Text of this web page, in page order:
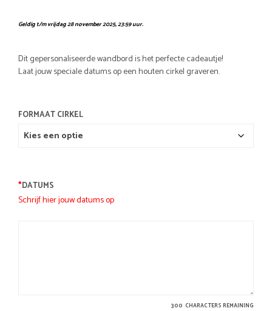
Geldig t/m vrijdag 28 november 2025, 23:59 uur.
Dit gepersonaliseerde wandbord is het perfecte cadeautje!
Laat jouw speciale datums op een houten cirkel graveren.
FORMAAT CIRKEL
*DATUMS
Schrijf hier jouw datums op
300 CHARACTERS REMAINING